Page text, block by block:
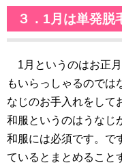
３．1月は単発脱
1月というのはお正
もいらっしゃるのでは
なじのお手入れをして
和服というのはうなじ
和服には必須です。で
ているとまとめること